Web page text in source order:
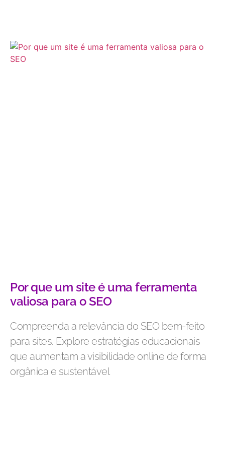
Por que um site é uma ferramenta
valiosa para o SEO
Compreenda a relevância do SEO bem-feito
para sites. Explore estratégias educacionais
que aumentam a visibilidade online de forma
orgânica e sustentável